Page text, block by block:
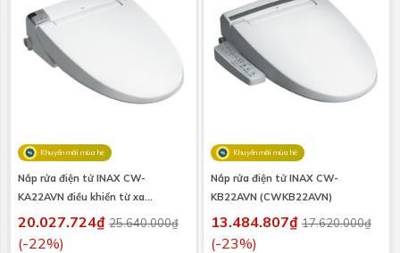
Khuyến mãi mùa hè
Nắp rửa điện tử INAX CW-
KA22AVN điều khiển từ xa
(CWKA22AVN)
20.027.724₫ 25.640.000₫
(-22%)
Khuyến mãi mùa hè
Nắp rửa điện tử INAX CW-
KB22AVN (CWKB22AVN)
13.484.807₫ 17.620.000₫
(-23%)